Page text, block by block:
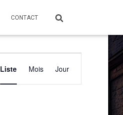
CONTACT
Navigation
de
Liste Mois Jour